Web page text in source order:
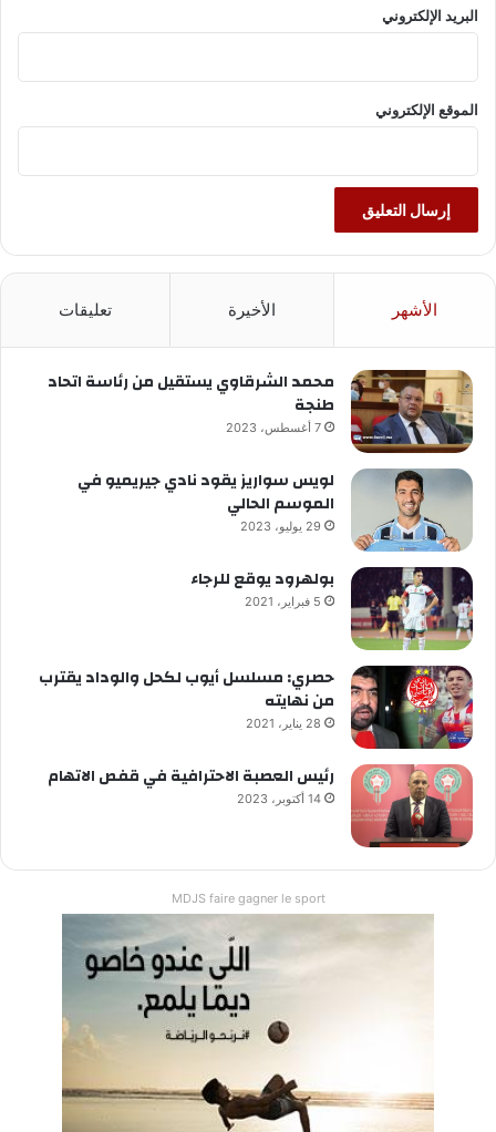
البريد الإلكتروني
الموقع الإلكتروني
الأشهر الأخيرة تعليقات
محمد الشرقاوي يستقيل من رئاسة اتحاد
طنجة
7 أغسطس، 2023
لويس سواريز يقود نادي جيريميو في
الموسم الحالي
29 يوليو، 2023
بولهرود يوقع للرجاء
5 فبراير، 2021
حصري: مسلسل أيوب لكحل والوداد يقترب
من نهايته
28 يناير، 2021
رئيس العصبة الاحترافية في قفص الاتهام
14 أكتوبر، 2023
MDJS faire gagner le sport